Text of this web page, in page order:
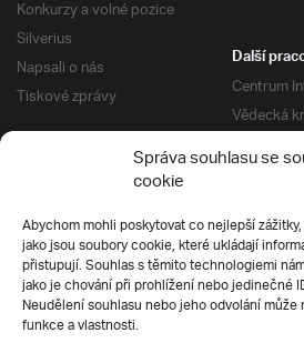
Správa souhlasu se
cookie
Abychom mohli poskytovat co nejlepší
jako jsou soubory cookie, které ukládají
přistupují. Souhlas s těmito technologiemi
jako je chování při prohlížení nebo jedinečné
Neudělení souhlasu nebo jeho odvolání
funkce a vlastnosti.
Konkurzy a volné pozice
Silverius
Napsali o nás
Tiskové zprávy
Další
Centrum
Vědecká
Správa
Univerzitní
Silverius
Pro
Přijímací
E-
Ochrana soukromí